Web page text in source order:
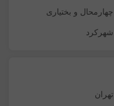
چهارمحال و بختیاری
شهرکرد
تهران